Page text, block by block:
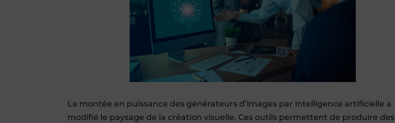
La montée en puissance des générateurs d’images par intelligence artificielle a
modifié le paysage de la création visuelle. Ces outils permettent de produire des